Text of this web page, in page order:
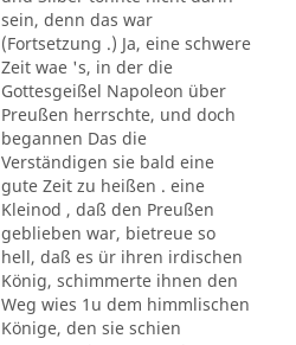
sein, denn das war
(Fortsetzung .) Ja, eine schwere
Zeit wae 's, in der die
Gottesgeißel Napoleon über
Preußen herrschte, und doch
begannen Das die
Verständigen sie bald eine
gute Zeit zu heißen . eine
Kleinod , daß den Preußen
geblieben war, bietreue so
hell, daß es ür ihren irdischen
König, schimmerte ihnen den
Weg wies 1u dem himmlischen
Könige, den sie schien